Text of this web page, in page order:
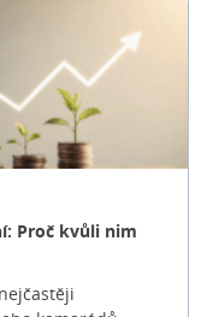
Proč kvůli nim